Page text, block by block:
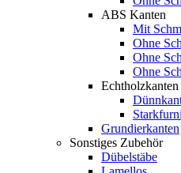
ABS Kanten
Mit
Ohne
Ohne
Ohne
Echtholzkanten
Grundierkanten
Sonstiges Zubehör
Dübelstäbe